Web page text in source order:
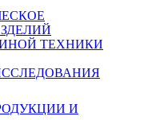
ТЕХНИКИ
И